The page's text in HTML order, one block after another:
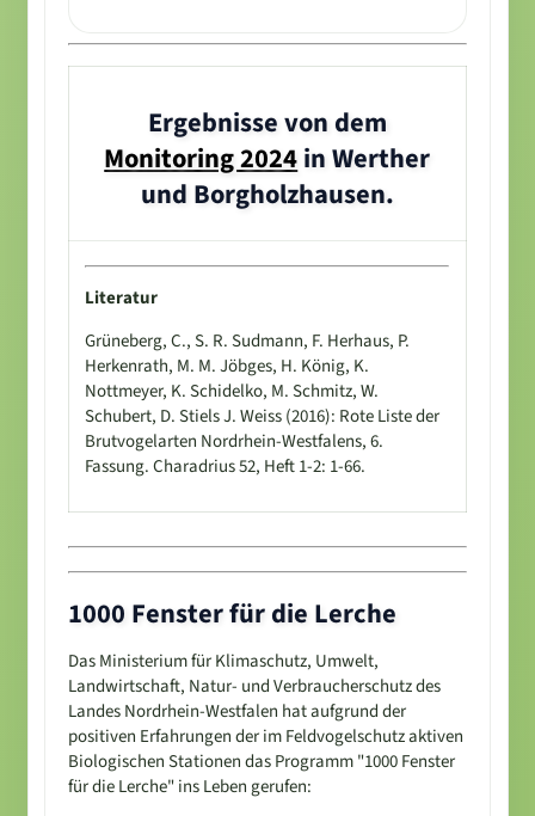
Ergebnisse von dem
Monitoring 2024 in Werther
und Borgholzhausen.
Literatur
Grüneberg, C., S. R. Sudmann, F. Herhaus, P.
Herkenrath, M. M. Jöbges, H. König, K.
Nottmeyer, K. Schidelko, M. Schmitz, W.
Schubert, D. Stiels J. Weiss (2016): Rote Liste der
Brutvogelarten Nordrhein-Westfalens, 6.
Fassung. Charadrius 52, Heft 1-2: 1-66.
1000 Fenster für die Lerche
Das Ministerium für Klimaschutz, Umwelt,
Landwirtschaft, Natur- und Verbraucherschutz des
Landes Nordrhein-Westfalen hat aufgrund der
positiven Erfahrungen der im Feldvogelschutz aktiven
Biologischen Stationen das Programm "1000 Fenster
für die Lerche" ins Leben gerufen: